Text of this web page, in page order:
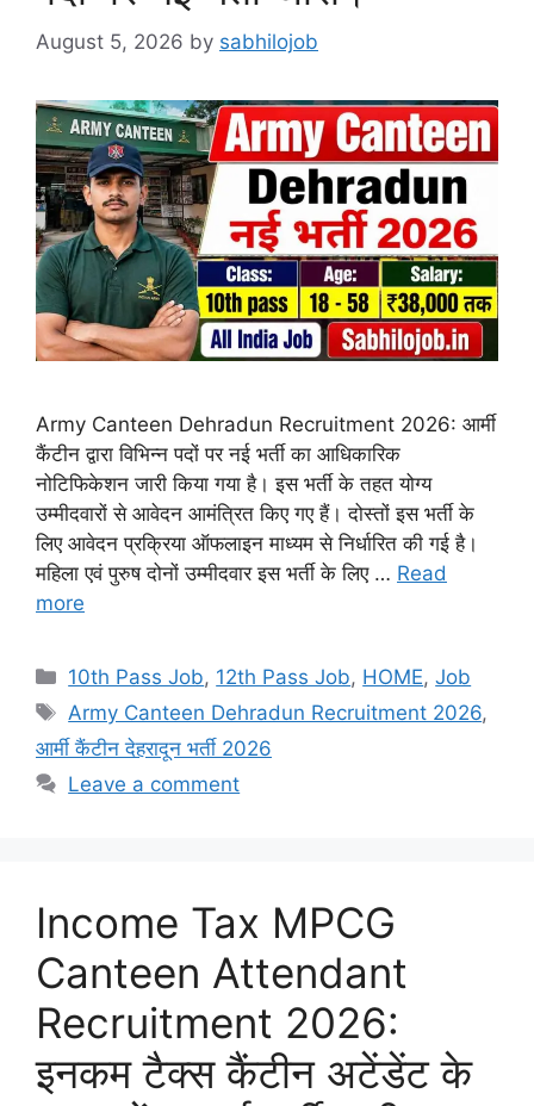
August 5, 2026 by sabhilojob
Army Canteen Dehradun Recruitment 2026: आर्मी
कैंटीन द्वारा विभिन्न पदों पर नई भर्ती का आधिकारिक
नोटिफिकेशन जारी किया गया है। इस भर्ती के तहत योग्य
उम्मीदवारों से आवेदन आमंत्रित किए गए हैं। दोस्तों इस भर्ती के
लिए आवेदन प्रक्रिया ऑफलाइन माध्यम से निर्धारित की गई है।
महिला एवं पुरुष दोनों उम्मीदवार इस भर्ती के लिए … Read
more
Categories
10th Pass Job, 12th Pass Job, HOME,Job
Tags
Army Canteen Dehradun Recruitment 2026,
आर्मी कैंटीन देहरादून भर्ती 2026
Leave a comment
Income Tax MPCG
Canteen Attendant
Recruitment 2026:
इनकम टैक्स कैंटीन अटेंडेंट के